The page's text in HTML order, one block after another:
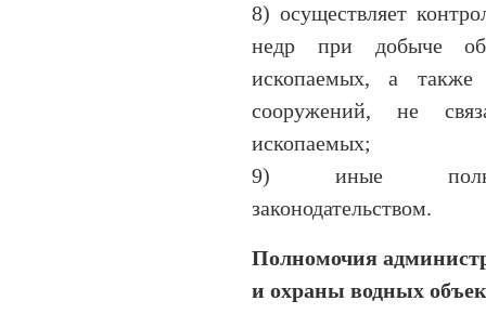
8) осуществляет
недр при добыче
ископаемых, а также
сооружений, не
ископаемых;
9) иные
законодательством.
Полномочия
и охраны водных